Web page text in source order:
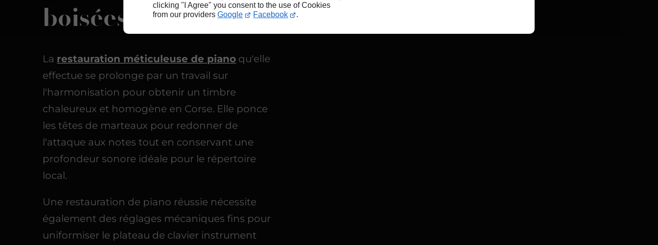
clicking "I Agree" you consent to the use of Cookies
from our providers Google Facebook .
boisées en Corse
La restauration méticuleuse de piano qu'elle
effectue se prolonge par un travail sur
l'harmonisation pour obtenir un timbre
chaleureux et homogène en Corse. Elle ponce
les têtes de marteaux pour redonner de
l'attaque aux notes tout en conservant une
profondeur sonore idéale pour le répertoire
local.
Une restauration de piano réussie nécessite
également des réglages mécaniques fins pour
uniformiser le plateau de clavier instrument